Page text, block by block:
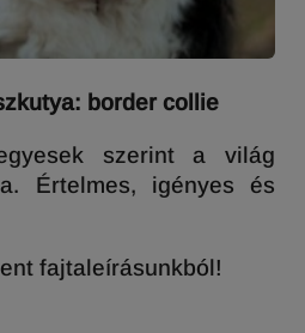
border collie
szerint a világ
Értelmes, igényes és
fajtaleírásunkból!